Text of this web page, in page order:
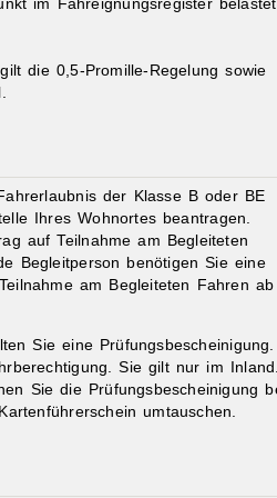
im Fahreignungsregister belastet
die 0,5-Promille-Regelung sowie
der Klasse B oder BE
Ihres Wohnortes beantragen.
auf Teilnahme am Begleiteten
Begleitperson benötigen Sie eine
am Begleiteten Fahren ab
Sie eine Prüfungsbescheinigung.
Sie gilt nur im
Sie die Prüfungsbescheinigung
umtauschen.